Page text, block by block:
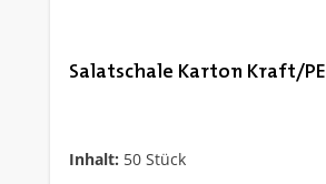
Salatschale Karton Kraft/PE
Inhalt: 50 Stück